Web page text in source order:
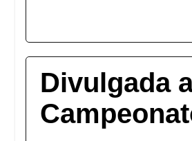
Divulgada